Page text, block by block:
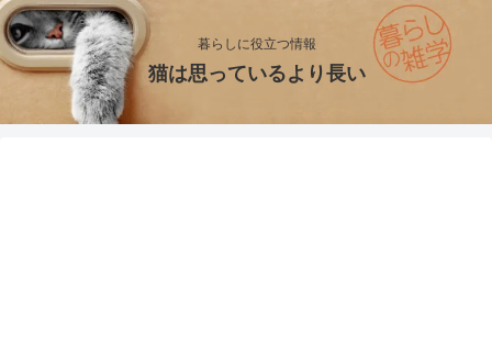
暮らしに役立つ情報
猫は思っているより長い